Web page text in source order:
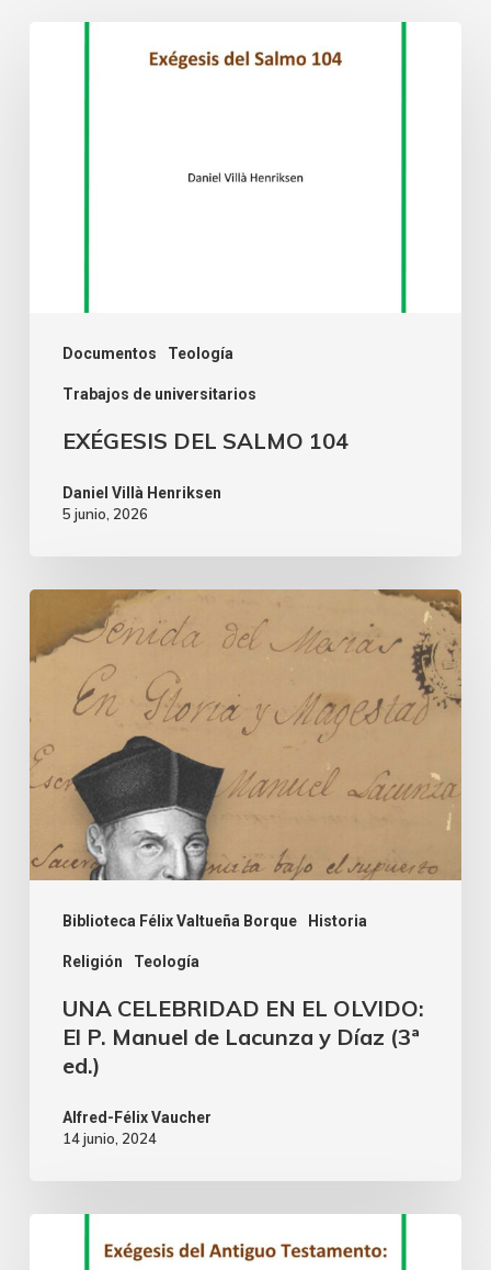
Documentos Teología
Trabajos de universitarios
EXÉGESIS DEL SALMO 104
Daniel Villà Henriksen
5 junio, 2026
Biblioteca Félix Valtueña Borque Historia
Religión Teología
UNA CELEBRIDAD EN EL OLVIDO:
El P. Manuel de Lacunza y Díaz (3ª
ed.)
Alfred-Félix Vaucher
14 junio, 2024